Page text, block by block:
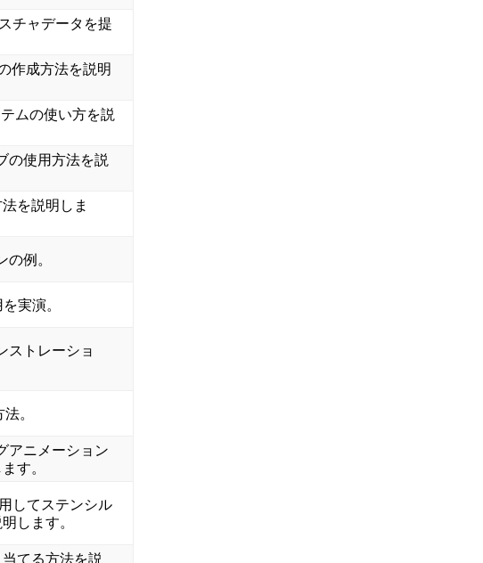
チャデータを提
作成方法を説明
ムの使い方を説
の使用方法を説
を説明しま
例。
実演。
ストレーショ
。
アニメーション
す。
してステンシル
します。
てる方法を説